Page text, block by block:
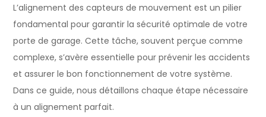
L’alignement des capteurs de mouvement est un pilier
fondamental pour garantir la sécurité optimale de votre
porte de garage. Cette tâche, souvent perçue comme
complexe, s’avère essentielle pour prévenir les accidents
et assurer le bon fonctionnement de votre système.
Dans ce guide, nous détaillons chaque étape nécessaire
à un alignement parfait.